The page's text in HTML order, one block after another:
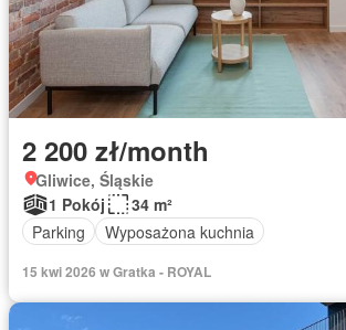
2 200 zł/month
Gliwice, Śląskie
1 Pokój
34 m²
Parking
Wyposażona kuchnia
15 kwi 2026 w Gratka - ROYAL